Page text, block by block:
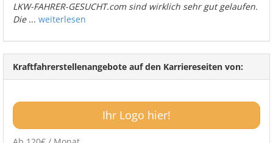
LKW-FAHRER-GESUCHT.com sind wirklich sehr gut gelaufen.
Die... weiterlesen
Kraftfahrerstellenangebote auf den Karriereseiten von:
Ihr Logo hier!